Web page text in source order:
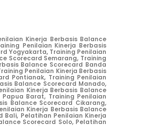
Kinerja Berbasis Balance
Penilaian Kinerja Berbasis
Yogyakarta, Training Penilaian
Scorecard Semarang, Training
Balance Scorecard Banda
Penilaian Kinerja Berbasis
Pontianak, Training Penilaian
Balance Scorecard Manado,
Kinerja Berbasis Balance
Papua Barat, Training Penilaian
Balance Scorecard Cikarang,
Kinerja Berbasis Balance
Bali, Pelatihan Penilaian Kinerja
Scorecard Solo, Pelatihan